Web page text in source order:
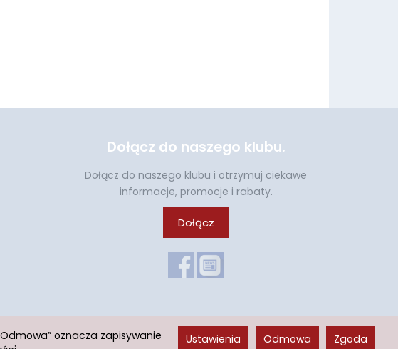
Dołącz do naszego klubu.
Dołącz do naszego klubu i otrzymuj ciekawe
informacje, promocje i rabaty.
Dołącz
oznacza zapisywanie
Ustawienia Odmowa Zgoda